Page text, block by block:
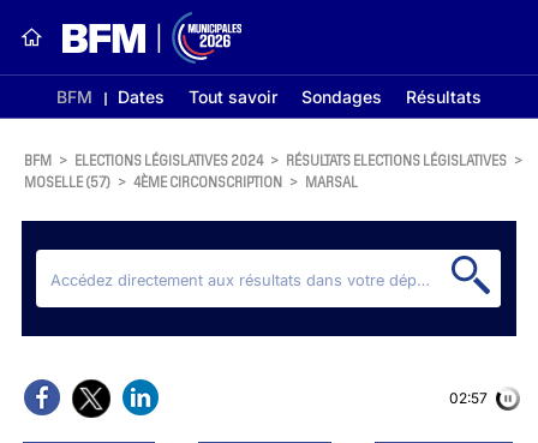
BFM Dates Tout savoir Sondages Résultats
BFM > ELECTIONS LÉGISLATIVES 2024 > RÉSULTATS ELECTIONS LÉGISLATIVES >
MOSELLE (57) > 4ÈME CIRCONSCRIPTION > MARSAL
02:56